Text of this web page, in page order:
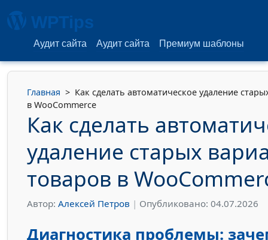
WPTips
Аудит сайта Аудит сайта Премиум шаблоны
Главная > Как сделать автоматическое удаление
в WooCommerce
Как сделать
удаление старых
товаров в
Автор: Алексей Петров | Опубликовано: 04.07.2026
Диагностика проблемы: